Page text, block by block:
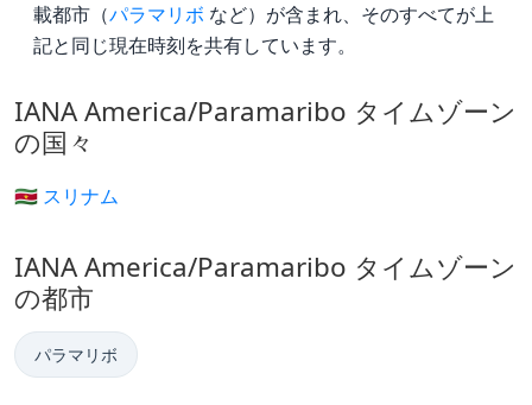
載都市（パラマリボ など）が含まれ、そのすべてが上
記と同じ現在時刻を共有しています。
IANA America/Paramaribo タイムゾーン
の国々
🇸🇷 スリナム
IANA America/Paramaribo タイムゾーン
の都市
パラマリボ